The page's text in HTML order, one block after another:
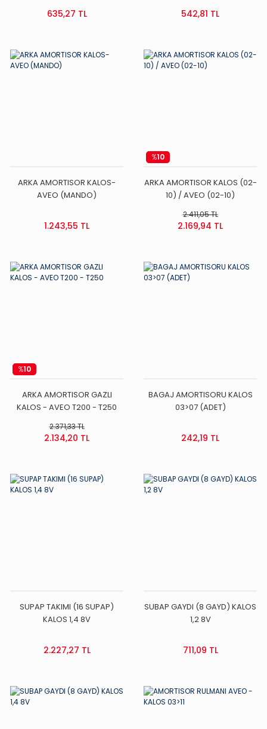
635,27 TL 542,81 TL
ARKA AMORTISOR KALOS-
AVEO (MANDO)
1.243,55 TL
%10
ARKA AMORTISOR KALOS (02-
10) / AVEO (02-10)
2.411,05 TL
2.169,94 TL
%10
ARKA AMORTISOR GAZLI
KALOS - AVEO T200 - T250
2.371,33 TL
2.134,20 TL
BAGAJ AMORTISORU KALOS
03>07 (ADET)
242,19 TL
SUPAP TAKIMI (16 SUPAP)
KALOS 1,4 8V
2.227,27 TL
SUBAP GAYDI (8 GAYD) KALOS
1,2 8V
711,09 TL